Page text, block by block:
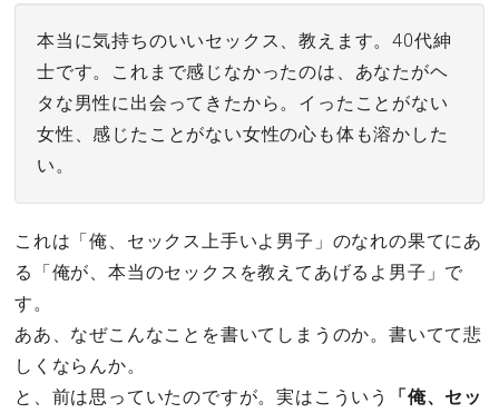
本当に気持ちのいいセックス、教えます。40代紳
士です。これまで感じなかったのは、あなたがヘ
タな男性に出会ってきたから。イったことがない
女性、感じたことがない女性の心も体も溶かした
い。
これは「俺、セックス上手いよ男子」のなれの果てにあ
る「俺が、本当のセックスを教えてあげるよ男子」で
す。
ああ、なぜこんなことを書いてしまうのか。書いてて悲
しくならんか。
と、前は思っていたのですが。実はこういう
「俺、セッ